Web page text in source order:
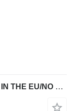
Hitachi ZX210W-5A - NOT FOR SALE IN THE EU/NO CE MARKING